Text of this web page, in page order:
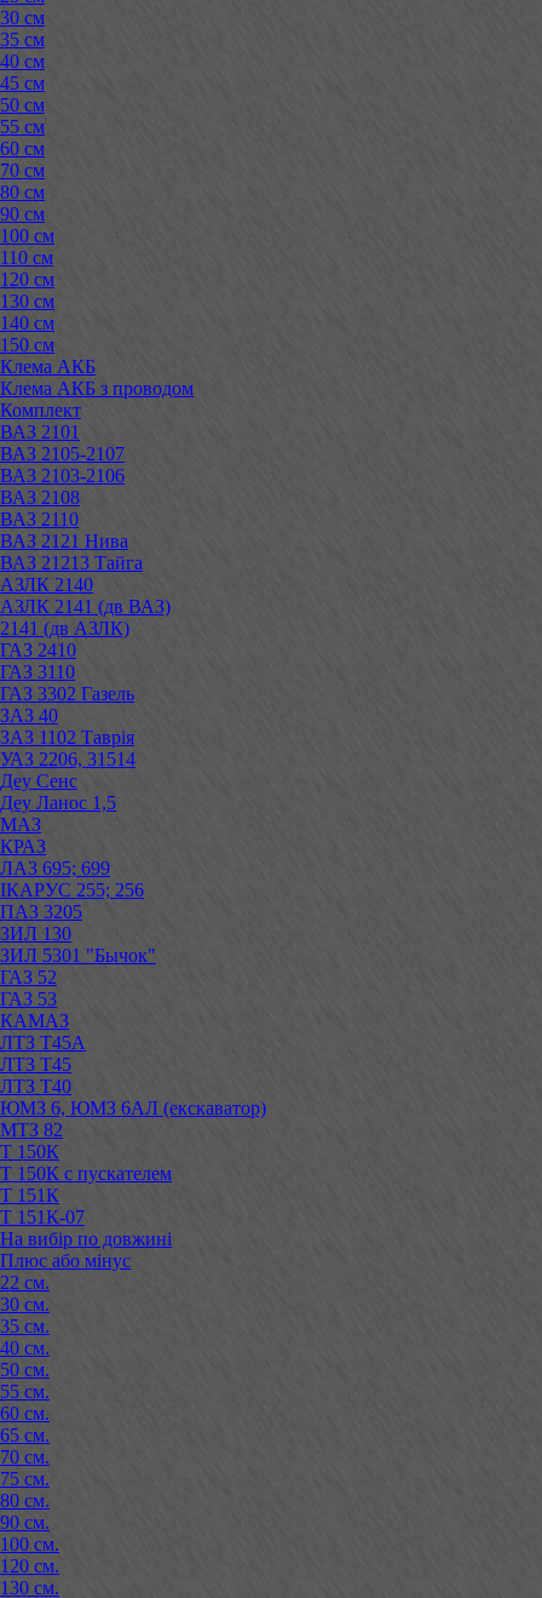
30 см
35 см
40 см
45 см
50 см
55 см
60 см
70 см
80 см
90 см
100 см
110 см
120 см
130 см
140 см
150 см
Клема АКБ
Клема АКБ з проводом
Комплект
ВАЗ 2101
ВАЗ 2105-2107
ВАЗ 2103-2106
ВАЗ 2108
ВАЗ 2110
ВАЗ 2121 Нива
ВАЗ 21213 Тайга
АЗЛК 2140
АЗЛК 2141 (дв ВАЗ)
2141 (дв АЗЛК)
ГАЗ 2410
ГАЗ 3110
ГАЗ 3302 Газель
ЗАЗ 40
ЗАЗ 1102 Таврія
УАЗ 2206, 31514
Деу Сенс
Деу Ланос 1,5
МАЗ
КРАЗ
ЛАЗ 695; 699
ІКАРУС 255; 256
ПАЗ 3205
ЗИЛ 130
ЗИЛ 5301 "Бычок"
ГАЗ 52
ГАЗ 53
КАМАЗ
ЛТЗ Т45А
ЛТЗ Т45
ЛТЗ Т40
ЮМЗ 6, ЮМЗ 6АЛ (екскаватор)
МТЗ 82
Т 150К
Т 150К с пускателем
Т 151К
Т 151К-07
На вибір по довжині
Плюс або мінус
22 см.
30 см.
35 см.
40 см.
50 см.
55 см.
60 см.
65 см.
70 см.
75 см.
80 см.
90 см.
100 см.
120 см.
130 см.